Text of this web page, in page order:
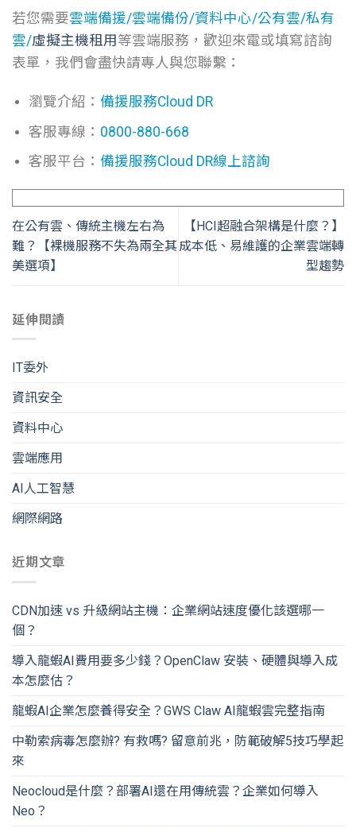
若您需要雲端備援/雲端備份/資料中心/公有雲/私有
雲/虛擬主機租用 等雲端服務，歡迎來電或填寫諮詢
表單，我們會盡快請專人與您聯繫：
瀏覽介紹： 備援服務Cloud DR
客服專線： 0800-880-668
客服平台： 備援服務Cloud DR線上諮詢
在公有雲、傳統主機左右為
難？【裸機服務不失為兩全其
美選項】
【HCI超融合架構是什麼？】
成本低、易維護的企業雲端轉
型趨勢
延伸閱讀
IT委外
資訊安全
資料中心
雲端應用
AI人工智慧
網際網路
近期文章
CDN加速 vs 升級網站主機：企業網站速度優化該選哪一
個？
導入龍蝦AI費用要多少錢？OpenClaw 安裝、硬體與導入成
本怎麼估？
龍蝦AI企業怎麼養得安全？GWS Claw AI龍蝦雲完整指南
中勒索病毒怎麼辦? 有救嗎? 留意前兆，防範破解5技巧學起
來
Neocloud是什麼？部署AI還在用傳統雲？企業如何導入
Neo？